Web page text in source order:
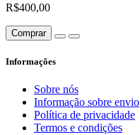
R$400,00
Comprar
Informações
Sobre nós
Informação sobre envio
Política de privacidade
Termos e condições